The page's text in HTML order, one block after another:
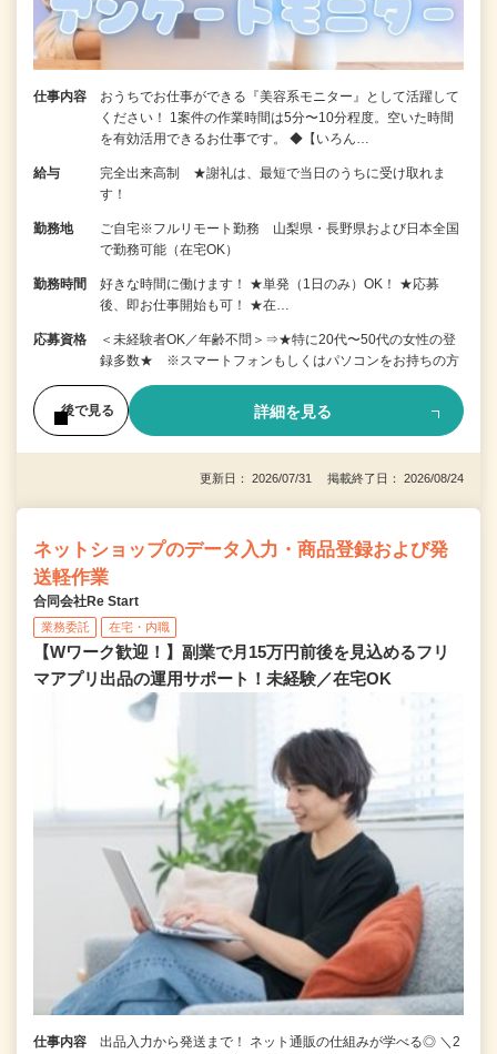
仕事内容
おうちでお仕事ができる『美容系モニター』として活躍して
ください！ 1案件の作業時間は5分〜10分程度。空いた時間
を有効活用できるお仕事です。 ◆【いろん…
給与
完全出来高制 ★謝礼は、最短で当日のうちに受け取れま
す！
勤務地
ご自宅※フルリモート勤務 山梨県・長野県および日本全国
で勤務可能（在宅OK）
勤務時間
好きな時間に働けます！ ★単発（1日のみ）OK！ ★応募
後、即お仕事開始も可！ ★在…
応募資格
＜未経験者OK／年齢不問＞⇒★特に20代〜50代の女性の登
録多数★ ※スマートフォンもしくはパソコンをお持ちの方
後で見る 詳細を見る
更新日： 2026/07/31 掲載終了日： 2026/08/24
ネットショップのデータ入力・商品登録および発
送軽作業
合同会社Re Start
業務委託 在宅・内職
【Wワーク歓迎！】副業で月15万円前後を見込めるフリ
マアプリ出品の運用サポート！未経験／在宅OK
仕事内容
出品入力から発送まで！ ネット通販の仕組みが学べる◎ ＼2